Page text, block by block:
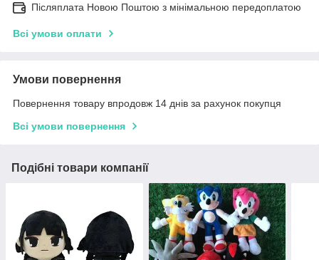
Післяплата Новою Поштою з мінімальною передоплатою
Всі умови оплати
Умови повернення
Повернення товару впродовж 14 днів за рахунок покупця
Всі умови повернення
Подібні товари компанії